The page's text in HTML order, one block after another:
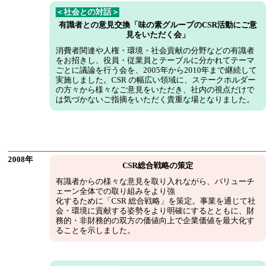
＜社会との対話＞
有識者との意見交換「味の素グループのCSR活動にご意
見をいただく会」
消費者関連や人権・環境・社会貢献の分野などの有識者
をお招きし、役員・従業員とテーブルに分かれてテーマ
ごとに議論を行う会を、2005年から2010年まで継続して
実施しました。CSR の幅広い領域に、ステークホルダー
の方々から様々なご意見をいただき、社内の視点だけで
は気づかないご指摘をいただく貴重な場となりました。
2008年
CSR総合戦略の策定
有識者からの様々な意見を取り入れながら、バリューチ
ェーン全体での取り組みをより強
化するために「CSR 総合戦略」を策定。事業を通じて社
会・環境に貢献する姿勢をより明確にするとともに、財
務的・非財務的の双方の価値向上で企業価値を最大化す
ることを示しました。